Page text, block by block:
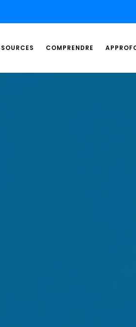
COMPRENDRE